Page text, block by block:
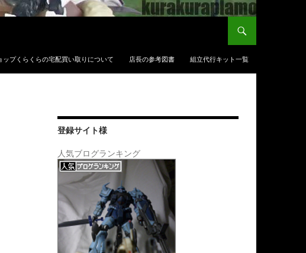
ップくらくらの宅配買い取りについて 店長の参考図書 組立代行キット一覧
登録サイト様
人気ブログランキング